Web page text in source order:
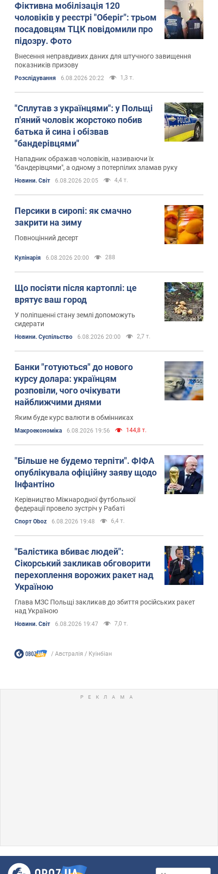
Фіктивна мобілізація 120
чоловіків у реєстрі "Оберіг": трьом
посадовцям ТЦК повідомили про
підозру. Фото
Внесення неправдивих даних для штучного завищення
показників призову
Розслідування 6.08.2026 20:22 1,3 т.
"Сплутав з українцями": у Польщі
п'яний чоловік жорстоко побив
батька й сина і обізвав
"бандерівцями"
Нападник ображав чоловіків, називаючи їх
"бандерівцями", а одному з потерпілих зламав руку
Новини. Світ 6.08.2026 20:05 4,4 т.
Персики в сиропі: як смачно
закрити на зиму
Повноцінний десерт
Кулінарія 6.08.2026 20:00 288
Що посіяти після картоплі: це
врятує ваш город
У поліпшенні стану землі допоможуть
сидерати
Новини. Суспільство 6.08.2026 20:00 2,7 т.
Банки "готуються" до нового
курсу долара: українцям
розповіли, чого очікувати
найближчими днями
Яким буде курс валюти в обмінниках
Mакроекономіка 6.08.2026 19:56 144,8 т.
"Більше не будемо терпіти". ФІФА
опублікувала офіційну заяву щодо
Інфантіно
Керівництво Міжнародної футбольної
федерації провело зустріч у Рабаті
Спорт Oboz 6.08.2026 19:48 6,4 т.
"Балістика вбиває людей":
Сікорський закликав обговорити
перехоплення ворожих ракет над
Україною
Глава МЗС Польщі закликав до збиття російських ракет
над Україною
Новини. Світ 6.08.2026 19:47 7,0 т.
Австралія Куінбіан